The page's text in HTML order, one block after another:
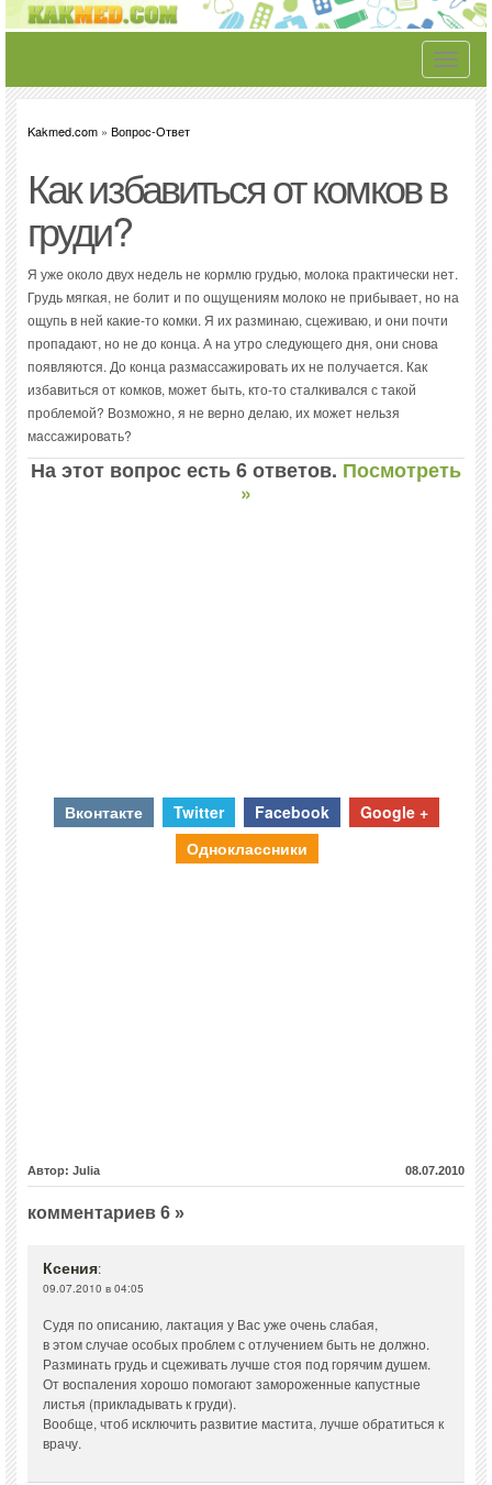
Toggle
Kakmed.com » Вопрос-Ответ
Как избавиться от комков в
груди?
Я уже около двух недель не кормлю грудью, молока практически нет.
Грудь мягкая, не болит и по ощущениям молоко не прибывает, но на
ощупь в ней какие-то комки. Я их разминаю, сцеживаю, и они почти
пропадают, но не до конца. А на утро следующего дня, они снова
появляются. До конца размассажировать их не получается. Как
избавиться от комков, может быть, кто-то сталкивался с такой
проблемой? Возможно, я не верно делаю, их может нельзя
массажировать?
На этот вопрос есть 6 ответов. Посмотреть
»
Вконтакте Twitter Facebook
Google +
Одноклассники
Автор: Julia 08.07.2010
комментариев 6 »
Ксения:
09.07.2010 в 04:05
Судя по описанию, лактация у Вас уже очень слабая,
в этом случае особых проблем с отлучением быть не должно.
Разминать грудь и сцеживать лучше стоя под горячим душем.
От воспаления хорошо помогают замороженные капустные
листья (прикладывать к груди).
Вообще, чтоб исключить развитие мастита, лучше обратиться к
врачу.